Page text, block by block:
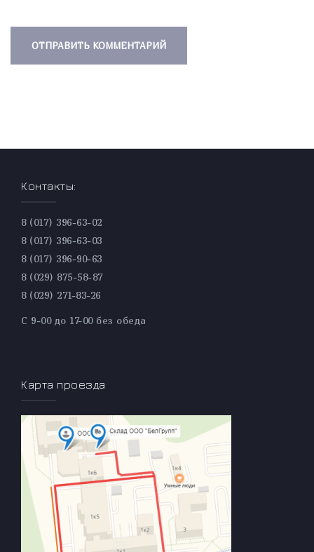
Контакты:
8 (017) 396-63-02
8 (017) 396-63-03
8 (017) 396-90-63
8 (029) 875-58-87
8 (029) 271-83-26
С 9-00 до 17-00 без обеда
Карта проезда